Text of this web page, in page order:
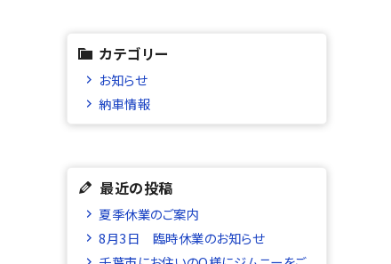
カテゴリー
お知らせ
納車情報
最近の投稿
夏季休業のご案内
8月3日 臨時休業のお知らせ